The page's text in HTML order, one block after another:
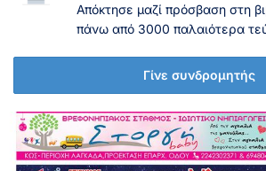
Απόκτησε μαζί πρόσβαση στη
πάνω από 3000 παλαιότερα
Γίνε συνδρομητής